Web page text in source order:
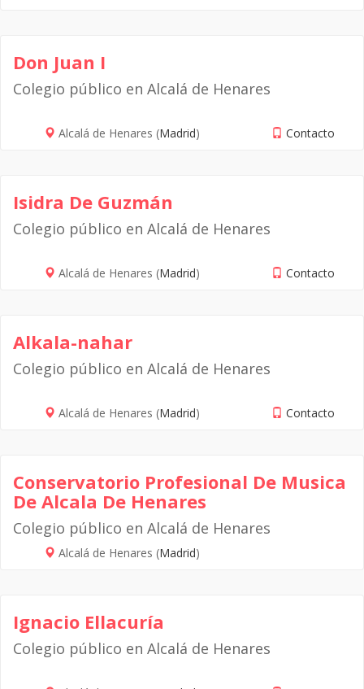
Don Juan I
Colegio público en Alcalá de Henares
Alcalá de Henares (Madrid) Contacto
Isidra De Guzmán
Colegio público en Alcalá de Henares
Alcalá de Henares (Madrid) Contacto
Alkala-nahar
Colegio público en Alcalá de Henares
Alcalá de Henares (Madrid) Contacto
Conservatorio Profesional De Musica
De Alcala De Henares
Colegio público en Alcalá de Henares
Alcalá de Henares (Madrid)
Ignacio Ellacuría
Colegio público en Alcalá de Henares